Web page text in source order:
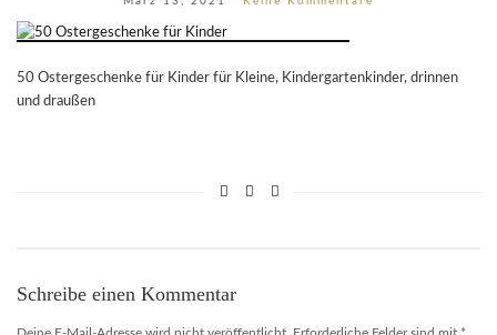
50 Ostergeschenke für Kinder für Kleine, Kindergartenkinder, drinnen
und draußen
Schreibe einen Kommentar